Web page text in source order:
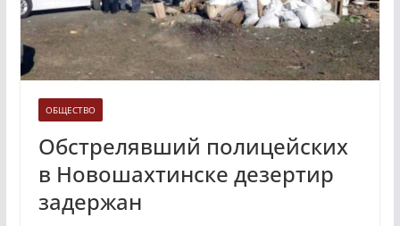
ОБЩЕСТВО
Обстрелявший полицейских
в Новошахтинске дезертир
задержан